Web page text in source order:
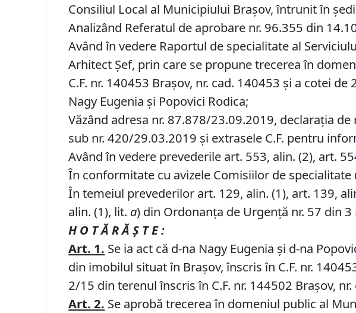
Consiliul Local al Municipiului Brașov, întrunit în
Analizând Referatul de aprobare nr. 96.355 din
Având în vedere Raportul de specialitate al
Arhitect Șef, prin care se propune trecerea în
C.F. nr. 140453 Brașov, nr. cad. 140453 și a cotei
Nagy Eugenia și Popovici Rodica;
Văzând adresa nr. 87.878/23.09.2019, declaraţia
sub nr. 420/29.03.2019 și extrasele C.F. pentru
Având în vedere prevederile art. 553, alin. (2), art.
În conformitate cu avizele Comisiilor de specialitate
În temeiul prevederilor art. 129, alin. (1), art. 139,
alin. (1), lit. a) din Ordonanța de Urgență nr. 57 din
H O T Ă R Ă Ş T E :
Art. 1. Se ia act că d-na Nagy Eugenia și d-na
din imobilul situat în Braşov, înscris în C.F. nr.
2/15 din terenul înscris în C.F. nr. 144502 Brașov,
Art. 2. Se aprobă trecerea în domeniul public al